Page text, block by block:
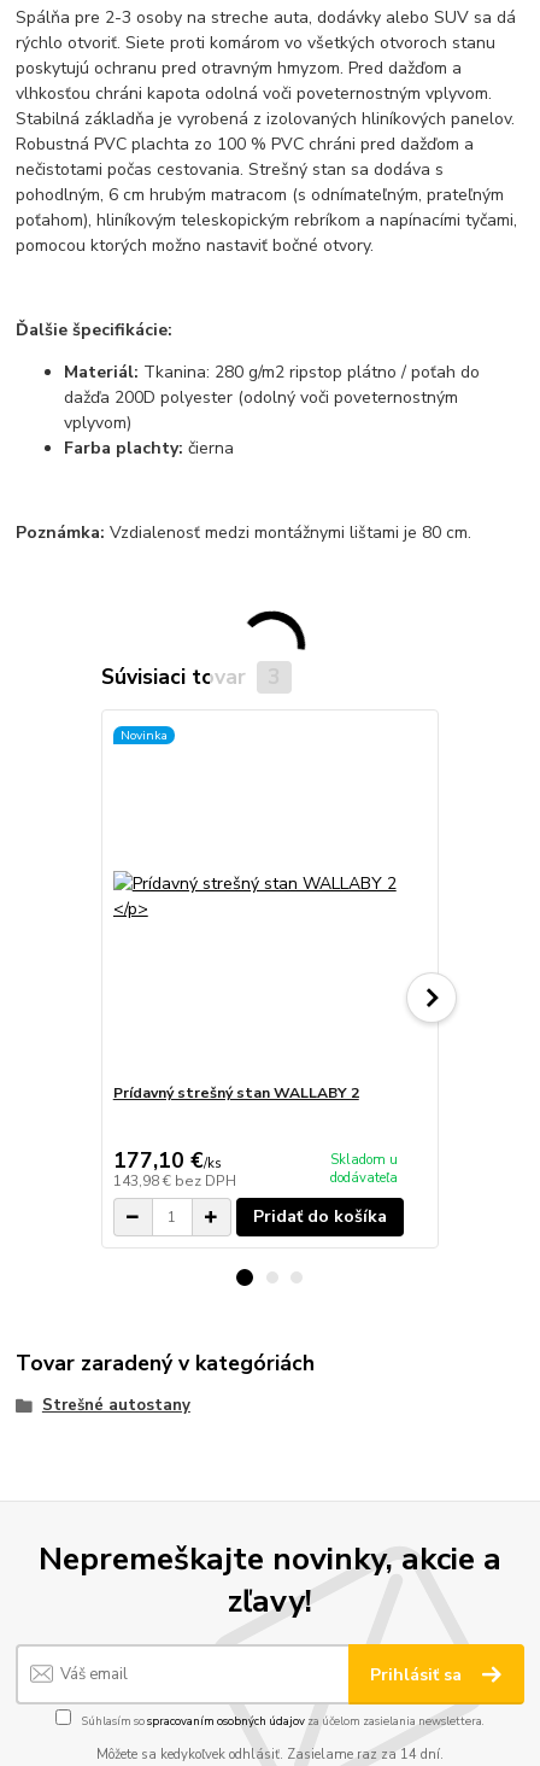
Spálňa pre 2-3 osoby na streche auta, dodávky alebo SUV sa dá
rýchlo otvoriť. Siete proti komárom vo všetkých otvoroch stanu
poskytujú ochranu pred otravným hmyzom. Pred dažďom a
vlhkosťou chráni kapota odolná voči poveternostným vplyvom.
Stabilná základňa je vyrobená z izolovaných hliníkových panelov.
Robustná PVC plachta zo 100 % PVC chráni pred dažďom a
nečistotami počas cestovania. Strešný stan sa dodáva s
pohodlným, 6 cm hrubým matracom (s odnímateľným, prateľným
poťahom), hliníkovým teleskopickým rebríkom a napínacími tyčami,
pomocou ktorých možno nastaviť bočné otvory.
Ďalšie špecifikácie:
Materiál: Tkanina: 280 g/m2 ripstop plátno / poťah do
dažďa 200D polyester (odolný voči poveternostným
vplyvom)
Farba plachty:čierna
Poznámka: Vzdialenosť medzi montážnymi lištami je 80 cm.
Súvisiaci tovar
Novinka
Prídavný strešný stan WALLABY 2
177,10 €/ks
143,98 € bez DPH
Skladom u
dodávateľa
Pridať do košíka
Tovar zaradený v kategóriách
Strešné autostany
Nepremeškajte novinky, akcie a
zľavy!
Prihlásiť sa
Súhlasím sospracovaním osobných údajov za účelom zasielania newslettera.
Môžete sa kedykoľvek odhlásiť. Zasielame raz za 14 dní.